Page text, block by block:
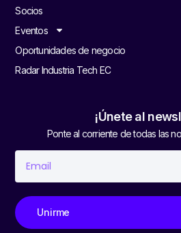
Socios
Eventos
Oportunidades de negocio
Radar Industria Tech EC
¡Únete al
Ponte al corriente de todas las
Unirme